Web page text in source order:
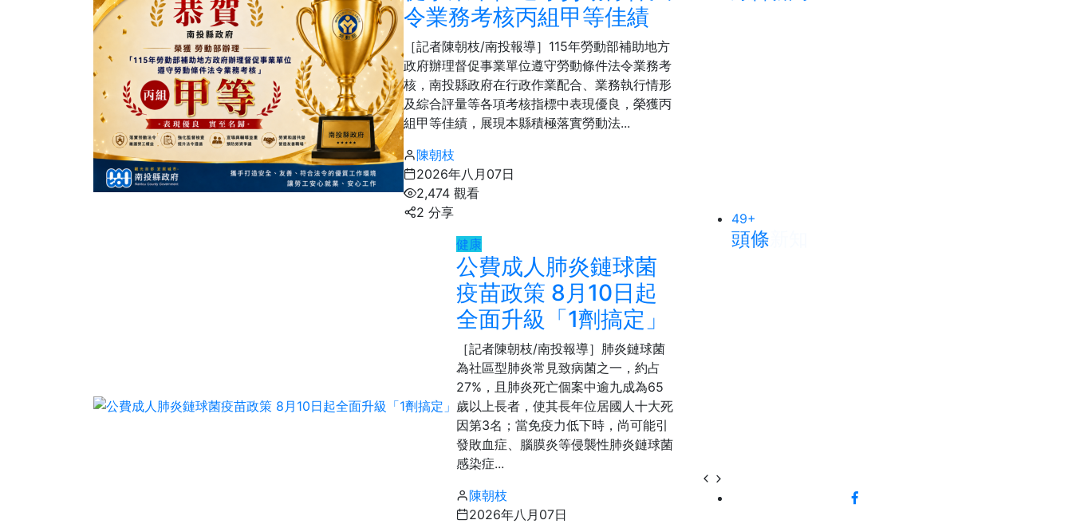
令業務考核丙組甲等佳績
［記者陳朝枝/南投報導］115年勞動部補助地方
政府辦理督促事業單位遵守勞動條件法令業務考
核，南投縣政府在行政作業配合、業務執行情形
及綜合評量等各項考核指標中表現優良，榮獲丙
組甲等佳績，展現本縣積極落實勞動法...
陳朝枝
2026年八月07日
2,474 觀看
2 分享
健康
公費成人肺炎鏈球菌
疫苗政策 8月10日起
全面升級「1劑搞定」
［記者陳朝枝/南投報導］肺炎鏈球菌
為社區型肺炎常見致病菌之一，約占
27%，且肺炎死亡個案中逾九成為65
歲以上長者，使其長年位居國人十大死
因第3名；當免疫力低下時，尚可能引
發敗血症、腦膜炎等侵襲性肺炎鏈球菌
感染症...
陳朝枝
2026年八月07日
49
頭條
33+
科技新知